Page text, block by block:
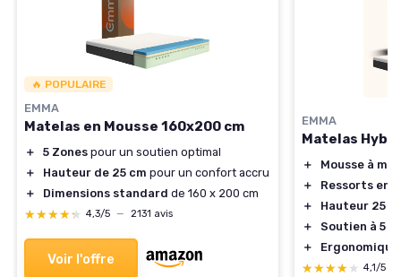
🔥 POPULAIRE
EMMA
Matelas en Mousse 160x200 cm
＋ 5 Zones pour un soutien optimal
＋
Hauteur de 25 cm pour un confort accru
＋
Dimensions standard de 160 x 200 cm
★★★★★
★★★★★ 4,3/5 — 2131 avis
Voir l'offre
EMMA
Matelas
＋
Mousse à
＋
Ressorts
＋
Hauteur 25
＋
Soutien à 5
＋
Ergonomique
★★★★★
★★★★★ 4,1/5